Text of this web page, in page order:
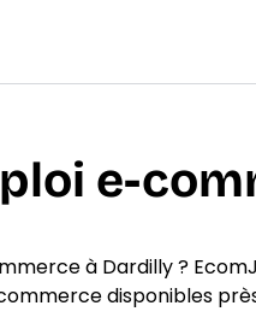
e-
à Dardilly ?
disponibles